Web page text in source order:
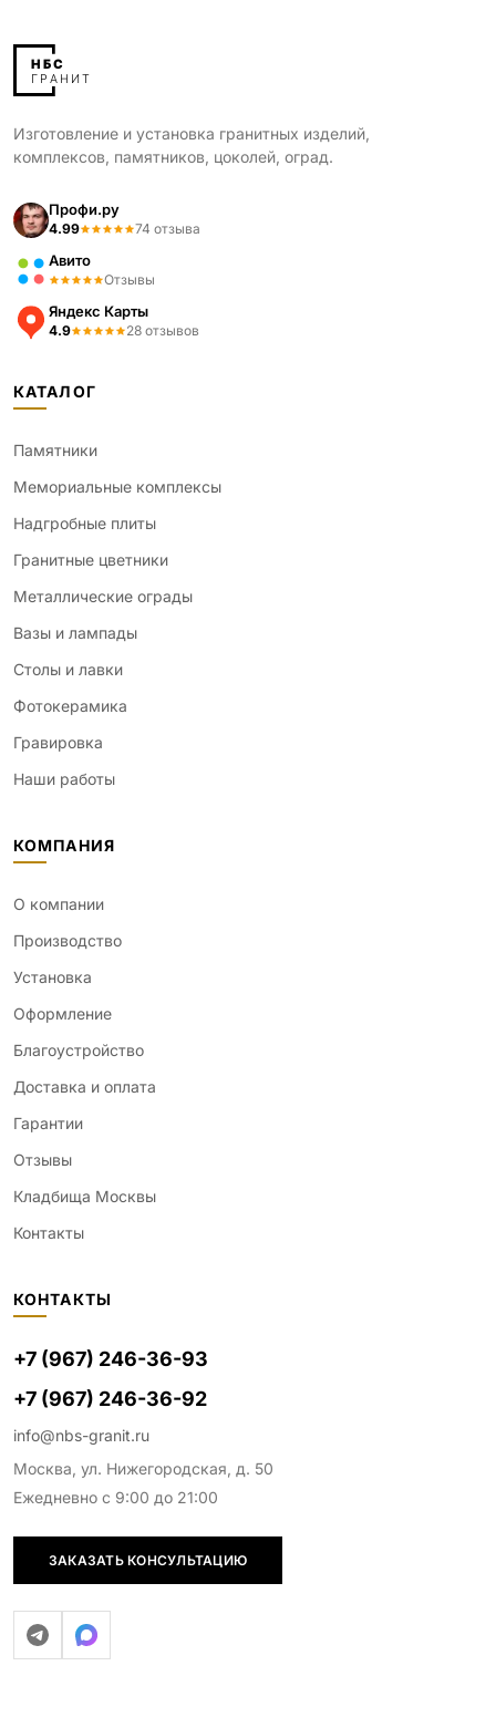
Изготовление и установка гранитных изделий,
комплексов, памятников, цоколей, оград.
Профи.ру
4.99 74 отзыва
Авито
Отзывы
Яндекс Карты
4.9 28 отзывов
КАТАЛОГ
Памятники
Мемориальные комплексы
Надгробные плиты
Гранитные цветники
Металлические ограды
Вазы и лампады
Столы и лавки
Фотокерамика
Гравировка
Наши работы
КОМПАНИЯ
О компании
Производство
Установка
Оформление
Благоустройство
Доставка и оплата
Гарантии
Отзывы
Кладбища Москвы
Контакты
КОНТАКТЫ
+7 (967) 246-36-93
+7 (967) 246-36-92
info@nbs-granit.ru
Москва, ул. Нижегородская, д. 50
Ежедневно с 9:00 до 21:00
ЗАКАЗАТЬ КОНСУЛЬТАЦИЮ